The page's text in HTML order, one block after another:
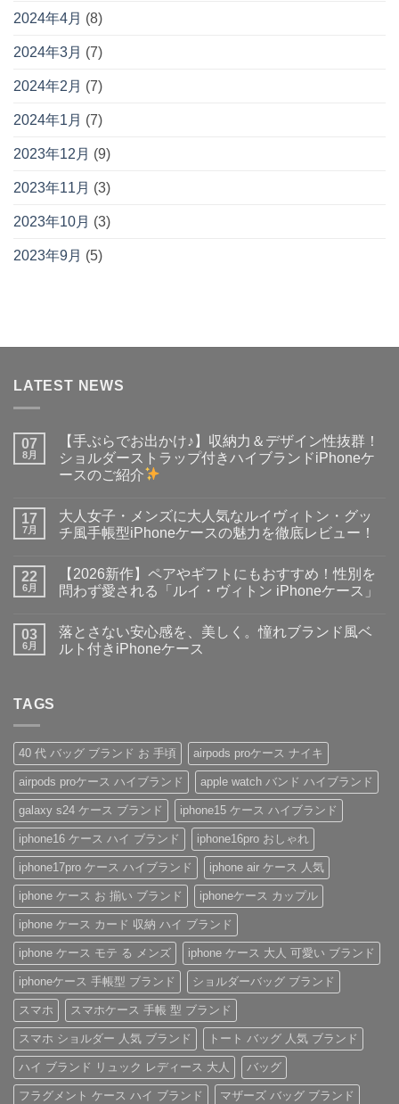
2024年4月 (8)
2024年3月 (7)
2024年2月 (7)
2024年1月 (7)
2023年12月 (9)
2023年11月 (3)
2023年10月 (3)
2023年9月 (5)
LATEST NEWS
07
8月
【手ぶらでお出かけ♪】収納力＆デザイン性抜群！
ショルダーストラップ付きハイブランドiPhoneケ
ースのご紹介
ら
で
お
♪】
収
＆
デ
ザ
ル
ダ
ー
ス
ト
ラ
ッ
プ
付
き
ハ
イ
ブ
ラ
ン
ド
iPhone
ケ
ー
ス
の
ご
紹
へ
の
ン
ト
は
り
ま
17
7月
大人女子・メンズに大人気なルイヴィトン・グッ
チ風手帳型iPhoneケースの魅力を徹底レビュー！
子・
メ
に
大
人
ン・
グ
ッ
チ
風
手
帳
型
iPhone
ケ
ー
ス
の
魅
力
を
徹
底
レ
ビ
ュ
ー！
へ
ト
は
あ
り
ま
22
6月
【2026新作】ペアやギフトにもおすすめ！性別を
問わず愛される「ルイ・ヴィトン iPhoneケース」
作】
ペ
ア
す
す
め！
性
別
を
問
わ
ず
愛
さ
れ
る
「ル
イ・
ヴ
ィ
ト
ン
iPhone
ケ
ー
ス」
の
ン
ト
は
03
6月
落とさない安心感を、美しく。憧れブランド風ベ
ルト付きiPhoneケース
感
を、
美
し
く。
憧
れ
ブ
ラ
ン
ド
風
ベ
ル
ト
付
き
iPhone
ケ
ー
ス
へ
の
あ
り
ま
せ
ん
TAGS
40 代 バッグ ブランド お 手頃 airpods proケース ナイキ
airpods proケース ハイブランド apple watch バンド ハイブランド
galaxy s24 ケース ブランド iphone15 ケース ハイブランド
iphone16 ケース ハイ ブランド iphone16pro おしゃれ
iphone17pro ケース ハイブランド iphone air ケース 人気
iphone ケース お 揃い ブランド iphoneケース カップル
iphone ケース カード 収納 ハイ ブランド
iphone ケース モテ る メンズ iphone ケース 大人 可愛い ブランド
iphoneケース 手帳型 ブランド ショルダーバッグ ブランド
スマホ スマホケース 手帳 型 ブランド
スマホ ショルダー 人気 ブランド トート バッグ 人気 ブランド
ハイ ブランド リュック レディース 大人 バッグ
フラグメント ケース ハイ ブランド マザーズ バッグ ブランド